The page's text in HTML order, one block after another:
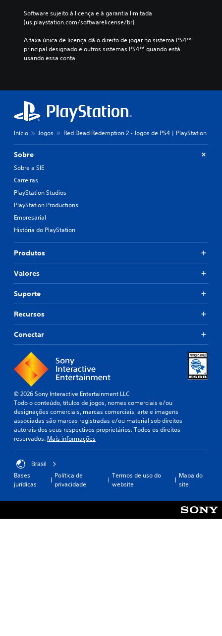
Software sujeito à licença e à garantia limitada
(us.playstation.com/softwarelicense/br).
A taxa única de licença dá o direito de jogar no sistema PS4™
principal designado e outros sistemas PS4™ quando está
usando essa conta.
Início Jogos Red Dead Redemption 2 - Jogos de PS4 | PlayStation
Sobre
Sobre a SIE
Carreiras
PlayStation Studios
PlayStation Productions
Empresarial
História do PlayStation
Produtos
Valores
Suporte
Recursos
Conectar
© 2026 Sony Interactive Entertainment LLC
Todo o conteúdo, títulos de jogos, nomes comerciais e/ou
designações comerciais, marcas comerciais, arte e imagens
associadas são marcas registradas e/ou material sob direitos
autorais dos seus respectivos proprietários. Todos os direitos
reservados. Mais informações
Brasil
Bases
jurídicas
Política de
privacidade
Termos de uso do
website
Mapa do
site